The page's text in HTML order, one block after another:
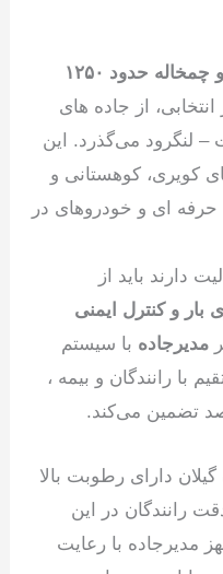
مشهد تا چاف و چمخاله حدود ۱۲۵۰
از جاده های
لنگرود می‌گذرد. این
کویری، کوهستانی و
حرفه ای و خودروهای در
دارند باید از
بار و کنترل ایمنی
مدیرجاده با سیستم
با رانندگان و بیمه‌ ،
تضمین می‌کند.
دارای رطوبت بالا
رانندگان در این
مدیرجاده با رعایت